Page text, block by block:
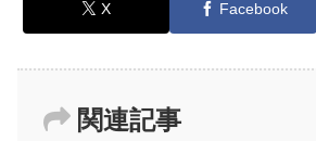
X Facebook
関連記事